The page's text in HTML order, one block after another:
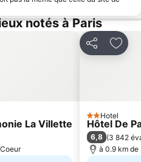
15e arr. Porte de Versailles
Gare de Lyon Metro Station
Paris Expo Porte de Versailles
19e arr. La Villette
notés à Paris
La Villette
Partager
2 Étoiles
Hotel
Hôtel De
6,8 (3 842
à 0.9 km de